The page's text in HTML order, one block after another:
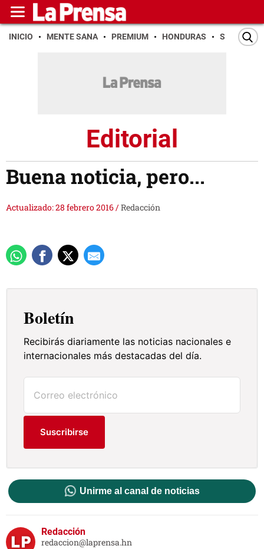
INICIO MENTE SANA PREMIUM HONDURAS SAN PEDRO
Editorial
Buena noticia, pero...
Actualizado: 28 febrero 2016/Redacción
Boletín
Recibirás diariamente las noticias nacionales e
internacionales más destacadas del día.
Suscribirse
Unirme al canal de noticias
Redacción
redaccion@laprensa.hn